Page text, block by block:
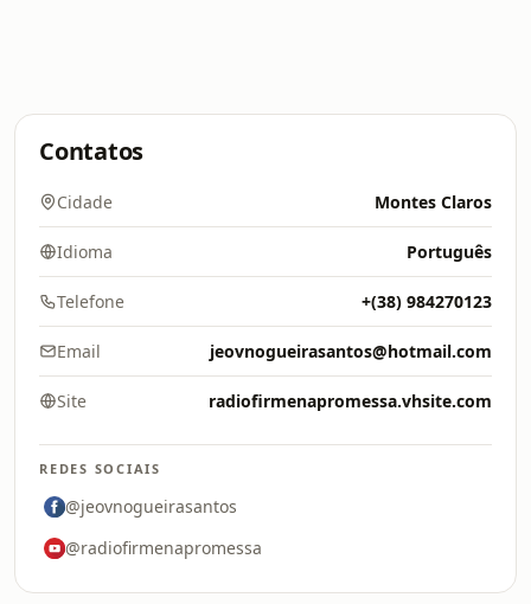
Contatos
Cidade Montes Claros
Idioma Português
Telefone +(38) 984270123
Email jeovnogueirasantos@hotmail.com
Site radiofirmenapromessa.vhsite.com
REDES SOCIAIS
@jeovnogueirasantos
@radiofirmenapromessa